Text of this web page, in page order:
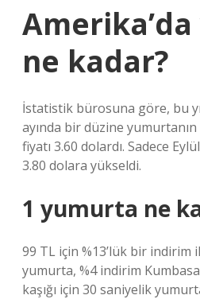
ne kadar?
İstatistik bürosuna göre, bu
ayında bir düzine
fiyatı 3.60 dolardı. Sadece
3.80 dolara yükseldi.
1 yumurta ne
99 TL için %13’lük bir indirim
yumurta, %4 indirim
kaşığı için 30 saniyelik